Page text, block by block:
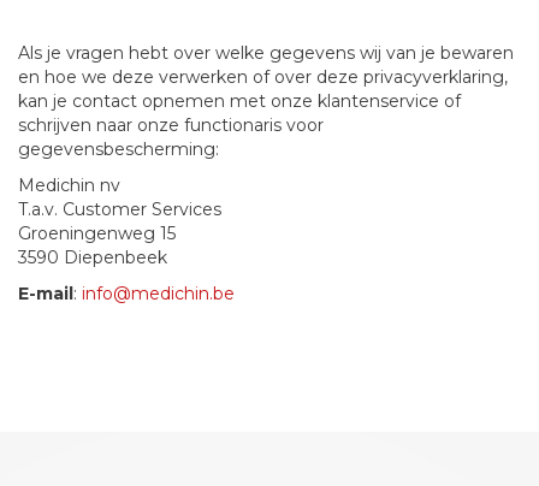
Als je vragen hebt over welke gegevens wij van je bewaren
en hoe we deze verwerken of over deze privacyverklaring,
kan je contact opnemen met onze klantenservice of
schrijven naar onze functionaris voor
gegevensbescherming:
Medichin nv
T.a.v. Customer Services
Groeningenweg 15
3590 Diepenbeek
E-mail : info@medichin.be